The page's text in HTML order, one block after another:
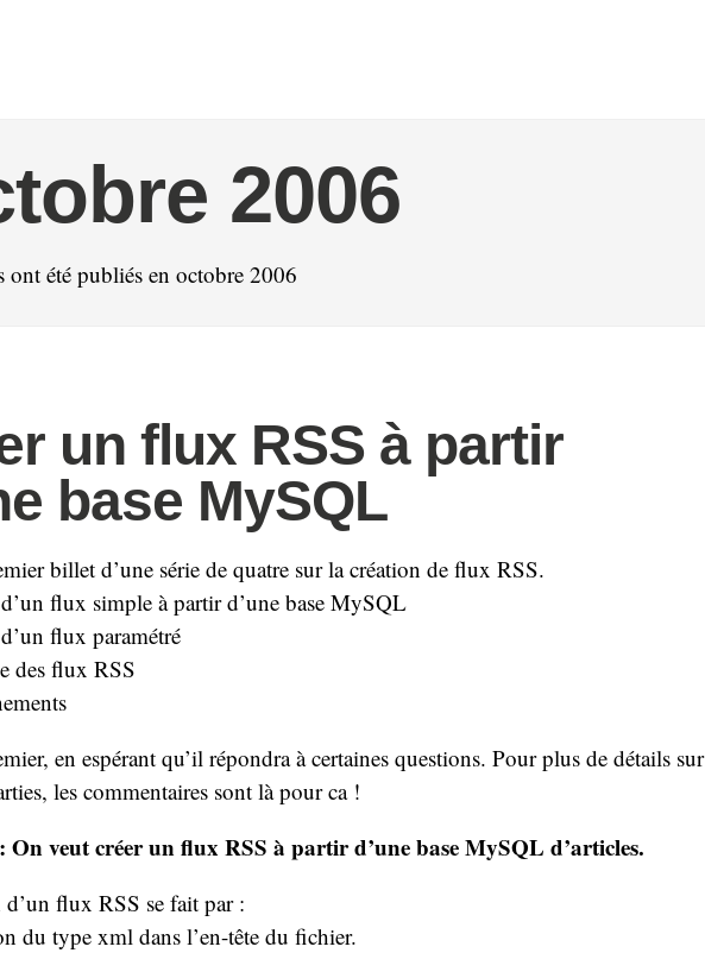
2006
ont été publiés en octobre 2006
un flux RSS à partir
base MySQL
billet d’une série de quatre sur la création de flux RSS.
flux simple à partir d’une base MySQL
flux paramétré
des flux RSS
en espérant qu’il répondra à certaines questions. Pour plus de détails sur
les commentaires sont là pour ca !
On veut créer un flux RSS à partir d’une base MySQL d’articles.
flux RSS se fait par :
du type xml dans l’en-tête du fichier.